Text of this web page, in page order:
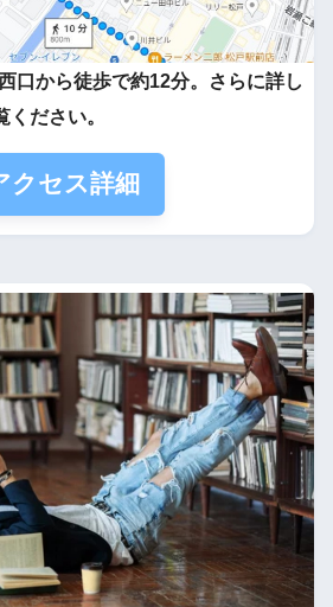
口から徒歩で約12分。さらに詳し
ださい。
クセス詳細